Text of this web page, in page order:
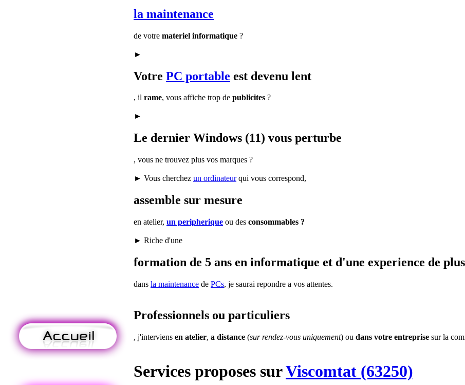
la maintenance
de votre materiel informatique ?
►
Votre PC portable est devenu lent
, il rame, vous affiche trop de publicites ?
►
Le dernier Windows (11) vous perturbe
, vous ne trouvez plus vos marques ?
► Vous cherchez un ordinateurqui vous correspond,
assemble sur mesure
en atelier, un peripherique ou des consommables ?
► Riche d'une
formation de 5 ans en informatique et d'une experience de
dans la maintenance de PCs, je saurai repondre a vos attentes.
Professionnels ou particuliers
, j'interviens en atelier, a distance (sur rendez-vous uniquement) ou dans votre entreprise sur la
Services proposes surViscomtat (63250)